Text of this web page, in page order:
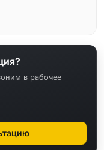
в рабочее